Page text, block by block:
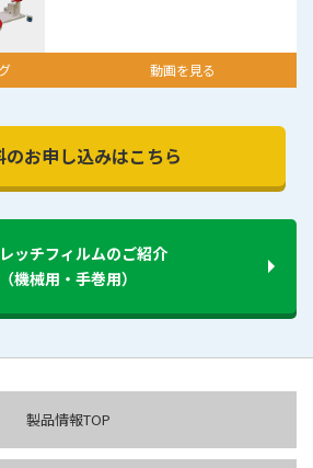
動画を見る
のお申し込みはこちら
ッチフィルムのご紹介
（機械用・手巻用）
製品情報TOP